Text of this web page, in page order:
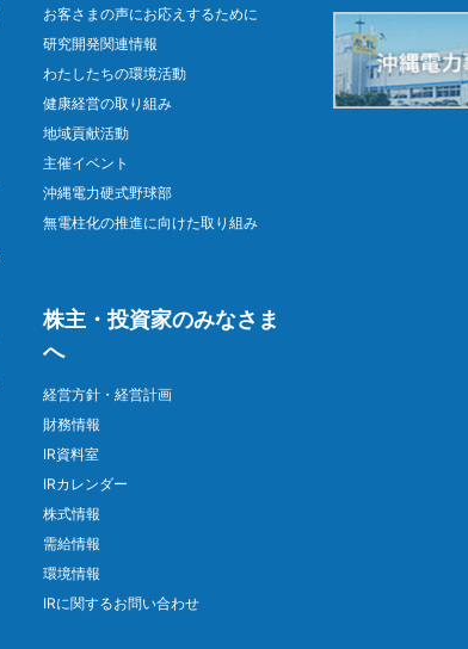
お客さまの声にお応えするために
研究開発関連情報
わたしたちの環境活動
健康経営の取り組み
地域貢献活動
主催イベント
沖縄電力硬式野球部
無電柱化の推進に向けた取り組み
株主・投資家のみなさま
へ
経営方針・経営計画
財務情報
IR資料室
IRカレンダー
株式情報
需給情報
環境情報
IRに関するお問い合わせ